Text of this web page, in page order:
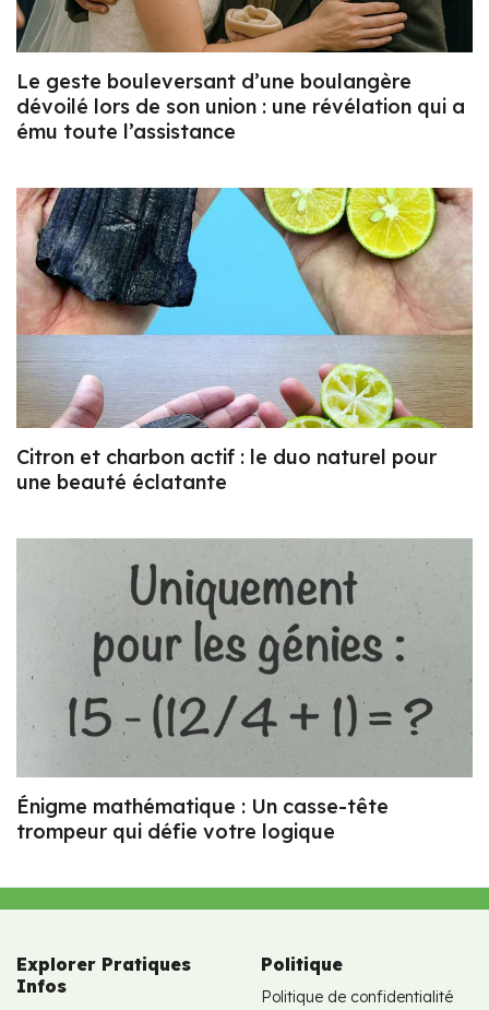
Le geste bouleversant d’une boulangère
dévoilé lors de son union : une révélation qui a
ému toute l’assistance
Citron et charbon actif : le duo naturel pour
une beauté éclatante
Énigme mathématique : Un casse-tête
trompeur qui défie votre logique
Explorer Pratiques
Infos
Politique
Politique de confidentialité